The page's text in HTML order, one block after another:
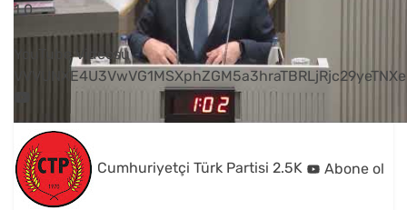
1 0
YouTube Videosu
Cumhuriyetçi Türk Partisi 2.5K Abone ol